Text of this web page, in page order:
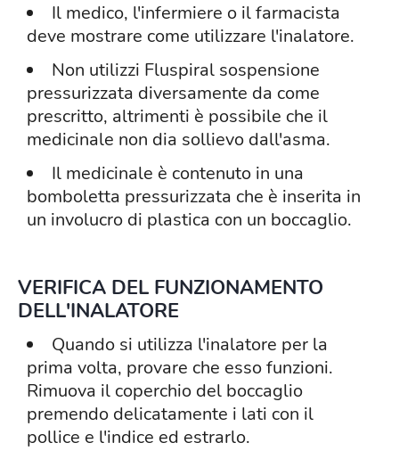
Il medico, l'infermiere o il farmacista
deve mostrare come utilizzare l'inalatore.
Non utilizzi Fluspiral sospensione
pressurizzata diversamente da come
prescritto, altrimenti è possibile che il
medicinale non dia sollievo dall'asma.
Il medicinale è contenuto in una
bomboletta pressurizzata che è inserita in
un involucro di plastica con un boccaglio.
VERIFICA DEL FUNZIONAMENTO
DELL'INALATORE
Quando si utilizza l'inalatore per la
prima volta, provare che esso funzioni.
Rimuova il coperchio del boccaglio
premendo delicatamente i lati con il
pollice e l'indice ed estrarlo.